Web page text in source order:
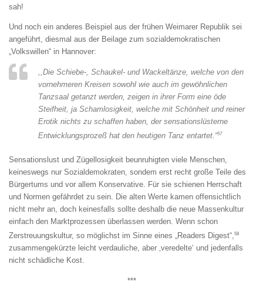
sah!
Und noch ein anderes Beispiel aus der frühen Weimarer Republik sei
angeführt, diesmal aus der Beilage zum sozialdemokratischen
„Volkswillen“ in Hannover:
,,Die Schiebe-, Schaukel- und Wackeltänze, welche von den
vornehmeren Kreisen sowohl wie auch im gewöhnlichen
Tanzsaal getanzt werden, zeigen in ihrer Form eine öde
Steifheit, ja Schamlosigkeit, welche mit Schönheit und reiner
Erotik nichts zu schaffen haben, der sensationslüsterne
Entwicklungsprozeß hat den heutigen Tanz entartet.“57
Sensationslust und Zügellosigkeit beunruhigten viele Menschen,
keineswegs nur Sozialdemokraten, sondem erst recht große Teile des
Bürgertums und vor allem Konservative. Für sie schienen Herrschaft
und Normen gefährdet zu sein. Die alten Werte kamen offensichtlich
nicht mehr an, doch keinesfalls sollte deshalb die neue Massenkultur
einfach den Marktprozessen überlassen werden. Wenn schon
Zerstreuungskultur, so möglichst im Sinne eines „Readers Digest“,58
zusammengekürzte leicht verdauliche, aber ‚veredelte‘ und jedenfalls
nicht schädliche Kost.
***